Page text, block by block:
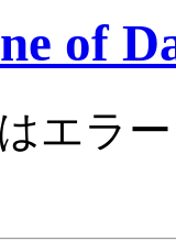
of
エラ